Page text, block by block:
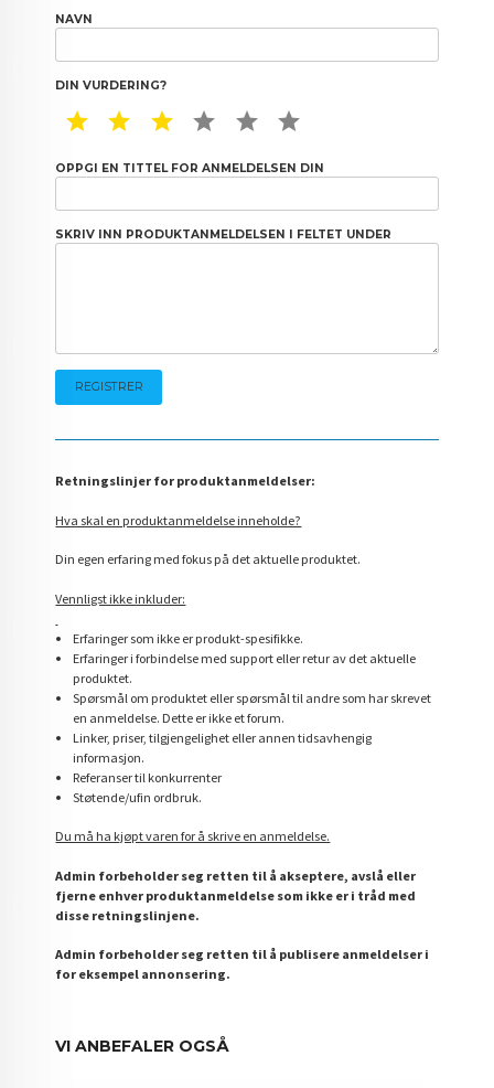
NAVN
DIN VURDERING?
1 STAR2 STAR3 STAR4 STAR5 STAR
OPPGI EN TITTEL FOR ANMELDELSEN DIN
SKRIV INN PRODUKTANMELDELSEN I FELTET UNDER
Retningslinjer for produktanmeldelser:
Hva skal en produktanmeldelse inneholde?
Din egen erfaring med fokus på det aktuelle produktet.
Vennligst ikke inkluder:
Erfaringer som ikke er produkt-spesifikke.
Erfaringer i forbindelse med support eller retur av det aktuelle
produktet.
Spørsmål om produktet eller spørsmål til andre som har skrevet
en anmeldelse. Dette er ikke et forum.
Linker, priser, tilgjengelighet eller annen tidsavhengig
informasjon.
Referanser til konkurrenter
Støtende/ufin ordbruk.
Du må ha kjøpt varen for å skrive en anmeldelse.
Admin forbeholder seg retten til å akseptere, avslå eller
fjerne enhver produktanmeldelse som ikke er i tråd med
disse retningslinjene.
Admin forbeholder seg retten til å publisere anmeldelser i
for eksempel annonsering.
VI ANBEFALER OGSÅ